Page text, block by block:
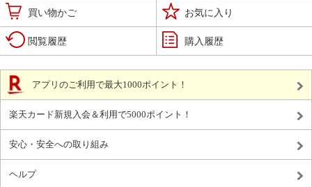
買い物かご お気に入り
閲覧履歴 購入履歴
アプリのご利用で最大1000ポイント！
楽天カード新規入会＆利用で5000ポイント！
安心・安全への取り組み
ヘルプ